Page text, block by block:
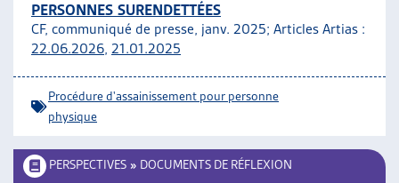
ARTIAS
L’ASSOCIATION
PROJETS ET ACTIVITÉS
PERSONNES SURENDETTÉES
CF, communiqué de presse, janv. 2025; Articles Artias :
22.06.2026, 21.01.2025
Procédure d'assainissement pour personne
physique
PERSPECTIVES » DOCUMENTS DE RÉFLEXION